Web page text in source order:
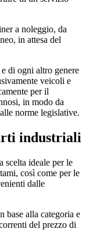
a noleggio, da
in attesa del
di ogni altro genere
veicoli e
per il
in modo da
norme legislative.
industriali
scelta ideale per le
così come per le
dalle
base alla categoria e
del prezzo di